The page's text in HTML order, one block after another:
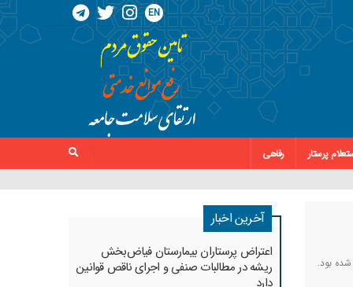
EN
پرستار
رفاهی
بود.
آخرین اخبار
اعتراض پرستاران بیمارستان فیاض‌بخش
ریشه در مطالبات صنفی و اجرای ناقص قوانین
دارد